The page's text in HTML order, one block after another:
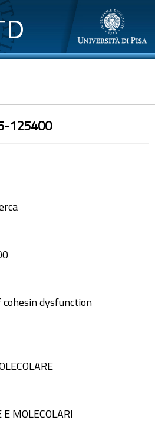
125400
dysfunction
MOLECOLARI